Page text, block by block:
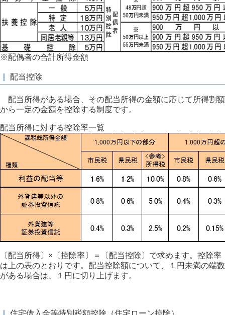
※配偶者の合計所得金額
配当控除
配当所得がある場合、その配当所得の金額に応じて所得割額
から一定の金額を控除する制度です。
配当所得に対する控除率一覧
〔配当所得〕×〔控除率〕＝〔配当控除〕で求めます。控除率
は上の表のとおりです。配当控除額について、１円未満の端数
がある場合は、１円に切り上げます。